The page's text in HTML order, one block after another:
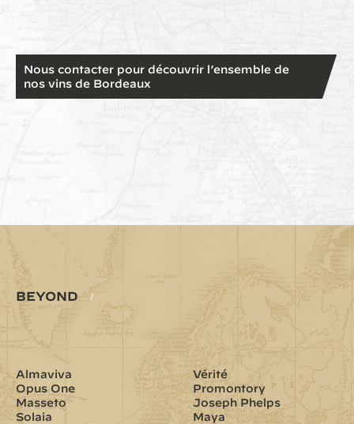
Nous contacter pour découvrir l’ensemble de
nos vins de Bordeaux
BEYOND /
Almaviva
Opus One
Masseto
Solaia
Vérité
Promontory
Joseph Phelps
Maya